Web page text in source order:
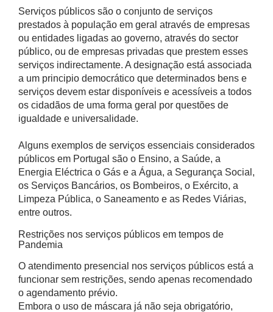
Serviços públicos são o conjunto de serviços
prestados à população em geral através de empresas
ou entidades ligadas ao governo, através do sector
público, ou de empresas privadas que prestem esses
serviços indirectamente. A designação está associada
a um principio democrático que determinados bens e
serviços devem estar disponíveis e acessíveis a todos
os cidadãos de uma forma geral por questões de
igualdade e universalidade.
Alguns exemplos de serviços essenciais considerados
públicos em Portugal são o Ensino, a Saúde, a
Energia Eléctrica o Gás e a Água, a Segurança Social,
os Serviços Bancários, os Bombeiros, o Exército, a
Limpeza Pública, o Saneamento e as Redes Viárias,
entre outros.
Restrições nos serviços públicos em tempos de
Pandemia
O atendimento presencial nos serviços públicos está a
funcionar sem restrições, sendo apenas recomendado
o agendamento prévio.
Embora o uso de máscara já não seja obrigatório,